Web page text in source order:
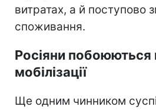
витратах, а й поступово
споживання.
Росіяни побоюються
мобілізації
Ще одним чинником